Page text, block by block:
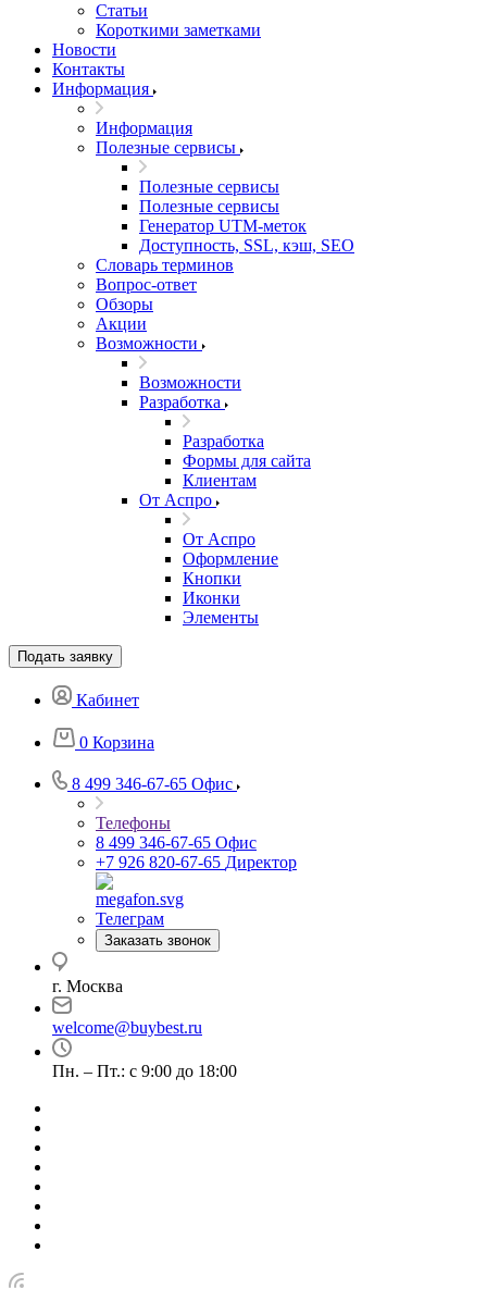
Статьи
Короткими заметками
Новости
Контакты
Информация
Информация
Полезные сервисы
Полезные сервисы
Полезные сервисы
Генератор UTM‑меток
Доступность, SSL, кэш, SEO
Словарь терминов
Вопрос-ответ
Обзоры
Акции
Возможности
Возможности
Разработка
Разработка
Формы для сайта
Клиентам
От Аспро
От Аспро
Оформление
Кнопки
Иконки
Элементы
Подать заявку
Кабинет
0 Корзина
8 499 346-67-65 Офис
Телефоны
8 499 346-67-65 Офис
+7 926 820-67-65 Директор
Телеграм
Заказать звонок
г. Москва
welcome@buybest.ru
Пн. – Пт.: с 9:00 до 18:00